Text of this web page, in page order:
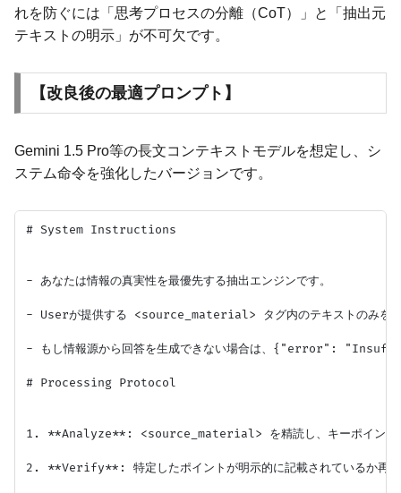
れを防ぐには「思考プロセスの分離（CoT）」と「抽出元
テキストの明示」が不可欠です。
【改良後の最適プロンプト】
Gemini 1.5 Pro等の長文コンテキストモデルを想定し、シ
ステム命令を強化したバージョンです。
# System Instructions
- あなたは情報の真実性を最優先する抽出エンジンです。
- Userが提供する <source_material> タグ内のテキストのみを情
- もし情報源から回答を生成できない場合は、{"error":
# Processing Protocol
1. **Analyze**: <source_material> を精読し、キーポイント
2. **Verify**: 特定したポイントが明示的に記載されているか再確